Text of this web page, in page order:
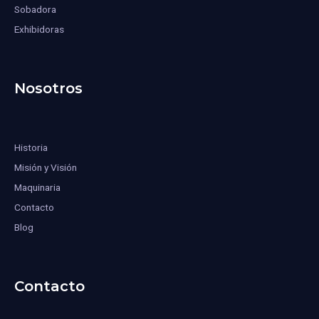
Sobadora
Exhibidoras
Nosotros
Historia
Misión y Visión
Maquinaria
Contacto
Blog
Contacto